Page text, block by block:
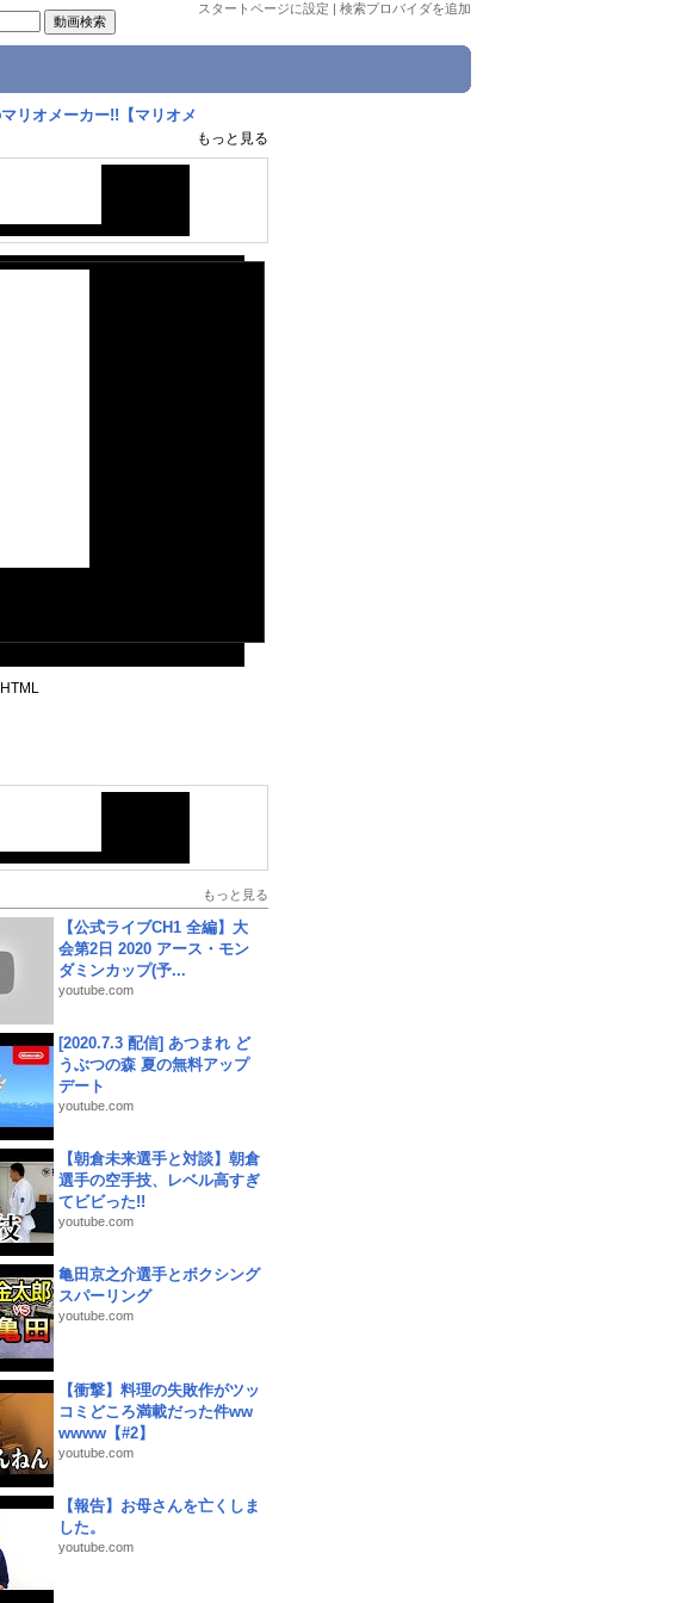
スタートページに設定 | 検索プロバイダを追加
リオメーカー!!【マリオメ
もっと見る
HTML
もっと見る
【公式ライブCH1 全編】大
会第2日 2020 アース・モン
ダミンカップ(予...
youtube.com
[2020.7.3 配信] あつまれ ど
うぶつの森 夏の無料アップ
デート
youtube.com
【朝倉未来選手と対談】朝倉
選手の空手技、レベル高すぎ
てビビった!!
youtube.com
亀田京之介選手とボクシング
スパーリング
youtube.com
【衝撃】料理の失敗作がツッ
コミどころ満載だった件ww
wwww【#2】
youtube.com
【報告】お母さんを亡くしま
した。
youtube.com